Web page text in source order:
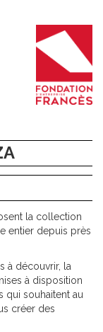
la collection
entier depuis près
à découvrir, la
à disposition
qui souhaitent au
créer des